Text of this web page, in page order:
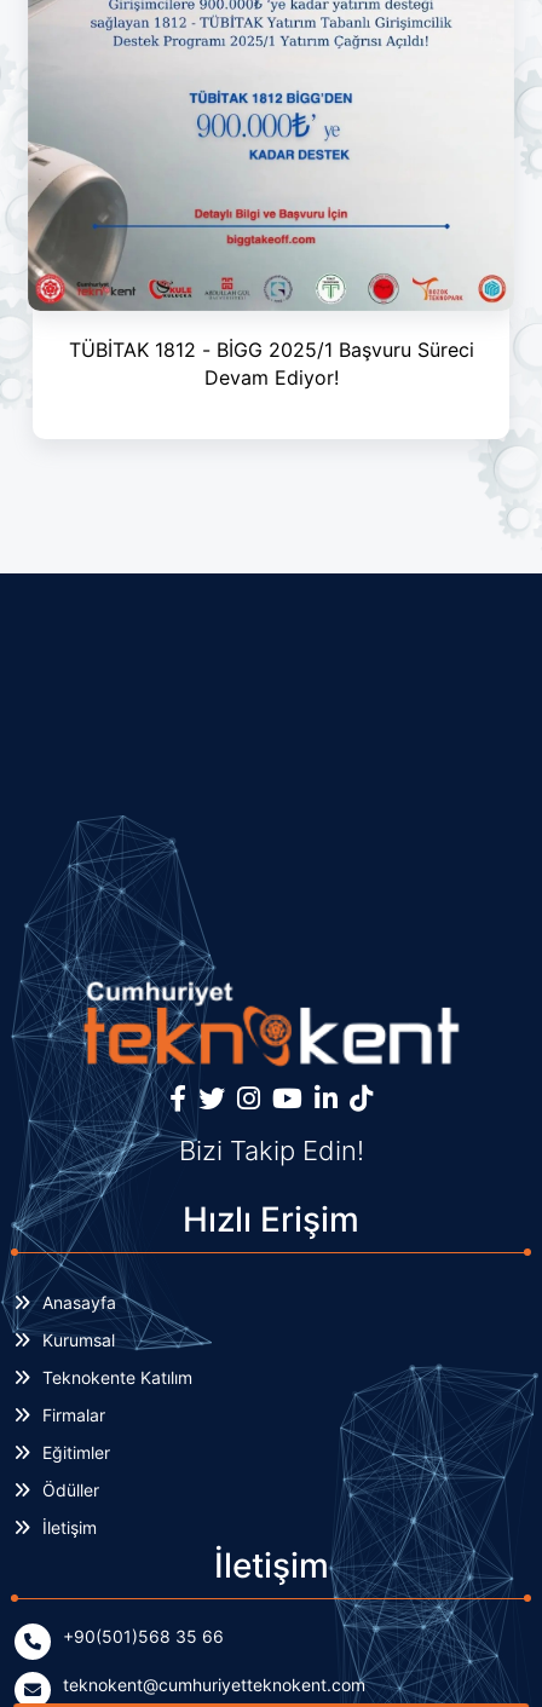
TÜBİTAK 1812 - BİGG 2025/1 Başvuru Süreci
Devam Ediyor!
Bizi Takip Edin!
Hızlı Erişim
Anasayfa
Kurumsal
Teknokente Katılım
Firmalar
Eğitimler
Ödüller
İletişim
İletişim
+90(501)568 35 66
teknokent@cumhuriyetteknokent.com